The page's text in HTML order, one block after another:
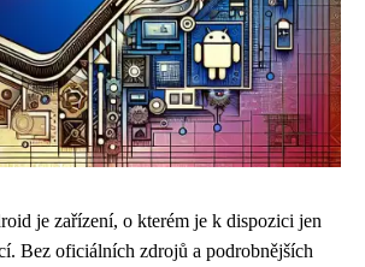
je zařízení, o kterém je k dispozici jen
Bez oficiálních zdrojů a podrobnějších